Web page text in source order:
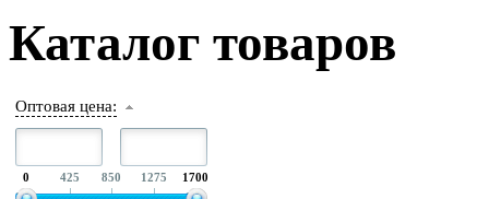
Каталог товаров
Оптовая цена:
0 425 850 1275 1700